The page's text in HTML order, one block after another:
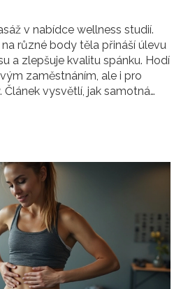
v nabídce wellness studií.
různé body těla přináší úlevu
a zlepšuje kvalitu spánku. Hodí
zaměstnáním, ale i pro
vysvětlí, jak samotná
rady a tipy, jak z ní